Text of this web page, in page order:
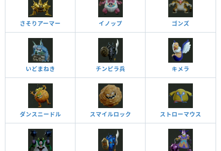
さそりアーマー イノップ ゴンズ
いどまねき チンピラ兵 キメラ
ダンスニードル スマイルロック ストローマウス